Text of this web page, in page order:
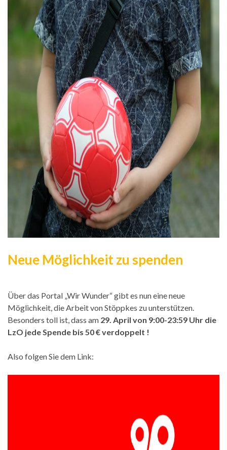
Neue Möglichkeit zu spenden
Über das Portal „Wir Wunder“ gibt es nun eine neue
Möglichkeit, die Arbeit von Stöppkes zu unterstützen.
Besonders toll ist, dass am 29. April von 9:00-23:59 Uhr die
LzO jede Spende bis 50 € verdoppelt !
Also folgen Sie dem Link: